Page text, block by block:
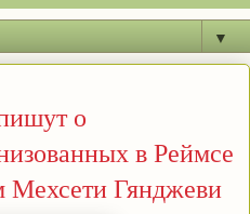
▼
о
в Реймсе
Мехсети Гянджеви